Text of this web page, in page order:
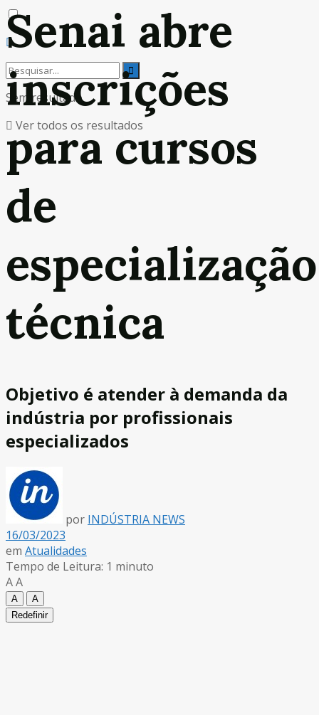
Sem resultado
Ver todos os resultados
Senai abre
inscrições
para cursos
de
especialização
técnica
Objetivo é atender à demanda da
indústria por profissionais
especializados
por INDÚSTRIA NEWS
16/03/2023
em Atualidades
Tempo de Leitura: 1 minuto
AA
A
A
Redefinir